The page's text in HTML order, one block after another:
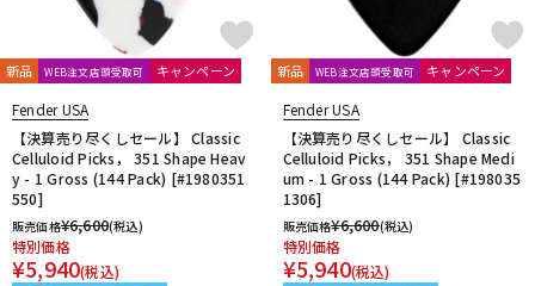
新品 WEB注文店頭受取可 キャンペーン
Fender USA
【決算売り尽くしセール】 Classic
Celluloid Picks， 351 Shape Heav
y - 1 Gross (144 Pack) [#1980351
550]
販売価格¥6,600(税込)
特別価格
¥5,940(税込)
新品 WEB注文店頭受取可 キャンペーン
Fender USA
【決算売り尽くしセール】 Classic
Celluloid Picks， 351 Shape Medi
um - 1 Gross (144 Pack) [#198035
1306]
販売価格¥6,600(税込)
特別価格
¥5,940(税込)